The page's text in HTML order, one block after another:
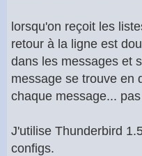
lorsqu'on reçoit les
retour à la ligne est
dans les messages et
message se trouve en
chaque message...
J'utilise Thunderbird
configs.